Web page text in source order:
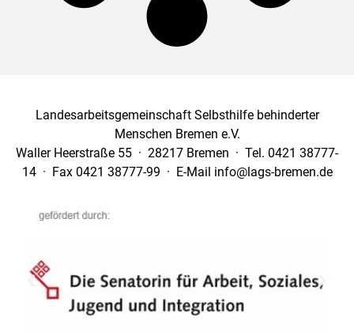
Landesarbeitsgemeinschaft Selbsthilfe behinderter
Menschen Bremen e.V.
Waller Heerstraße 55 · 28217 Bremen · Tel. 0421 38777-
14 · Fax 0421 38777-99 · E-Mail info@lags-bremen.de